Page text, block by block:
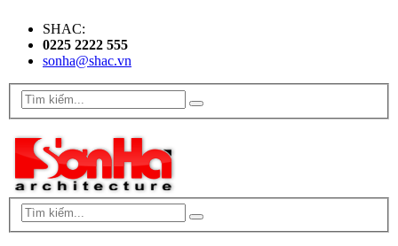
SHAC:
0225 2222 555
sonha@shac.vn